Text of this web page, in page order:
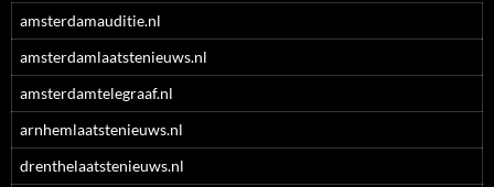
amsterdamauditie.nl
amsterdamlaatstenieuws.nl
amsterdamtelegraaf.nl
arnhemlaatstenieuws.nl
drenthelaatstenieuws.nl